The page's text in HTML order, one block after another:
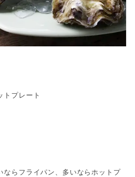
トプレート
ならフライパン、多いならホットプ